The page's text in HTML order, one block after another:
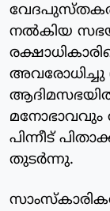
നല്‍കിയ
അവരോധിച്ചു
പിന്നീട്
തുടര്‍ന്നു.